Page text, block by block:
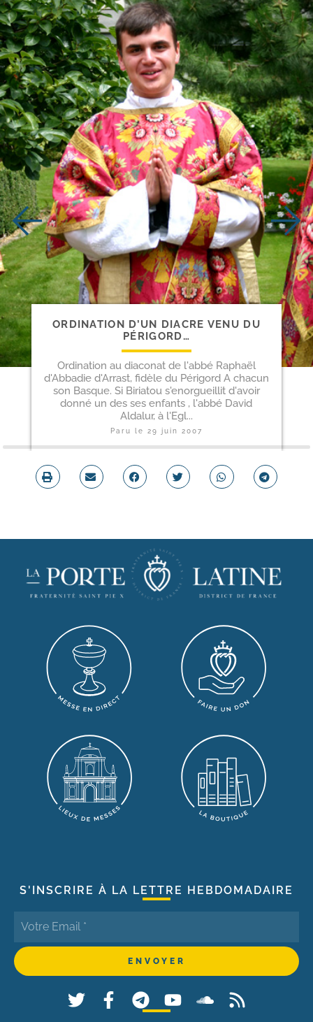
ORDINATION D’UN DIACRE VENU DU
PÉRIGORD…
Ordination au diaconat de l'abbé Raphaël
d'Abbadie d'Arrast, fidèle du Périgord A chacun
son Basque. Si Biriatou s'enorgueillit d'avoir
donné un des ses enfants , l'abbé David
Aldalur, à l'Egl...
Paru le 29 juin 2007
S'INSCRIRE À LA LETTRE HEBDOMADAIRE